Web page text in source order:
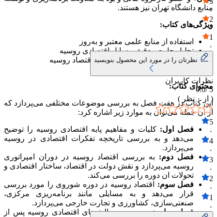
منابع دانشگاه تهران نیز هستند.
ویژگی‌های کتاب:
استفاده از منابع علمی معتبر و به‌روز
تحلیل جامع و دقیق مسایل اقتصادی روسیه
ارایه دیدگاه‌های مختلف در مورد اقتصاد روسیه
استفاده از زبان ساده و روان
محتوای کتاب:
این کتاب در هفت فصل به بررسی موضوعات مختلفی می‌پردازد که
از ان جمله می‌توان به موارد زیر اشاره کرد:
فصل اول: کلیات و مفاهیم پایه اقتصادی روسیه را توضیح
می‌دهد و به بررسی تاریخچه تفکرات اقتصادی در روسیه
می‌پردازد.
فصل دوم: به بررسی اقتصاد روسیه در دوران امپراتوری
روسیه می‌پردازد و نقش دولت در اقتصاد، ساختار اقتصادی و
تحولات ان دوره را بررسی می‌کند.
فصل سوم: اقتصاد روسیه در دوره شوروی را مورد بررسی
قرار می‌دهد و به مسایلی مانند برنامه‌ریزی مرکزی،
صنعتی‌سازی، کشاورزی و تجارت خارجی می‌پردازد.
فصل چهارم:به بررسی چالش‌های اقتصادی روسیه پس از
۰
2
۰
1
۰
نظرتان را در مورد این محصول بنویسید
نظرات کاربران
5 /
0.0
( از ۰ نظر )
5
۰
4
۰
3
۰
2
۰
1
۰